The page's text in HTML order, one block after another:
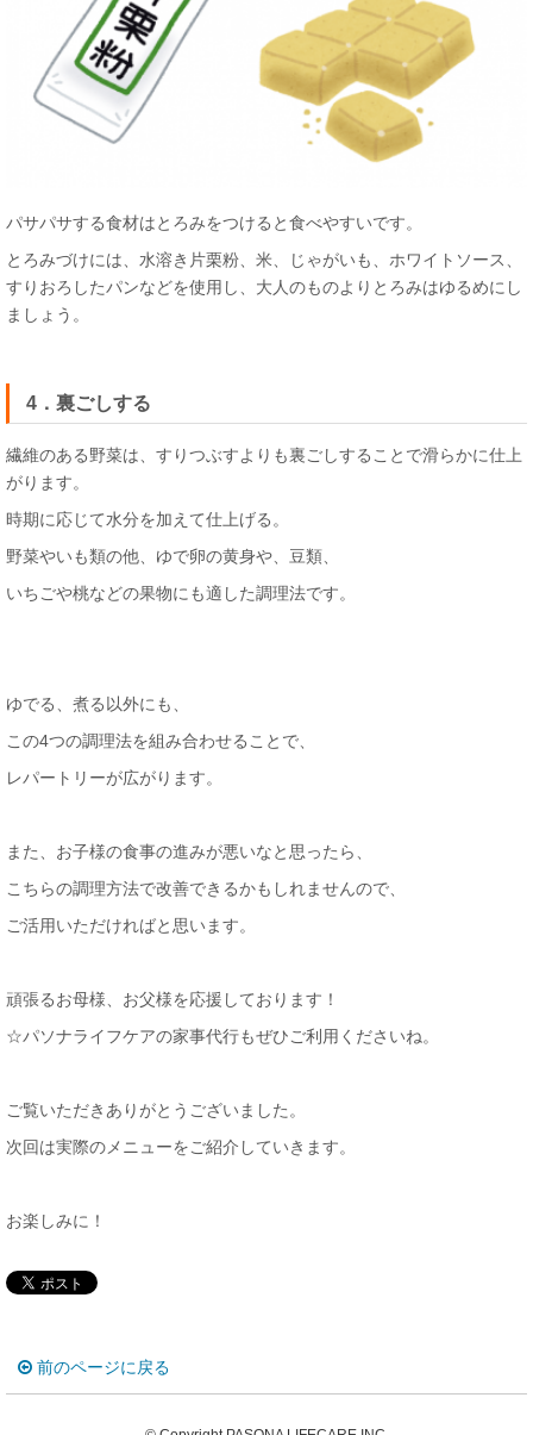
パサパサする食材はとろみをつけると食べやすいです。
とろみづけには、水溶き片栗粉、米、じゃがいも、ホワイトソース、
すりおろしたパンなどを使用し、大人のものよりとろみはゆるめにし
ましょう。
4．裏ごしする
繊維のある野菜は、すりつぶすよりも裏ごしすることで滑らかに仕上
がります。
時期に応じて水分を加えて仕上げる。
野菜やいも類の他、ゆで卵の黄身や、豆類、
いちごや桃などの果物にも適した調理法です。
ゆでる、煮る以外にも、
この4つの調理法を組み合わせることで、
レパートリーが広がります。
また、お子様の食事の進みが悪いなと思ったら、
こちらの調理方法で改善できるかもしれませんので、
ご活用いただければと思います。
頑張るお母様、お父様を応援しております！
☆パソナライフケアの家事代行もぜひご利用くださいね。
ご覧いただきありがとうございました。
次回は実際のメニューをご紹介していきます。
お楽しみに！
前のページに戻る